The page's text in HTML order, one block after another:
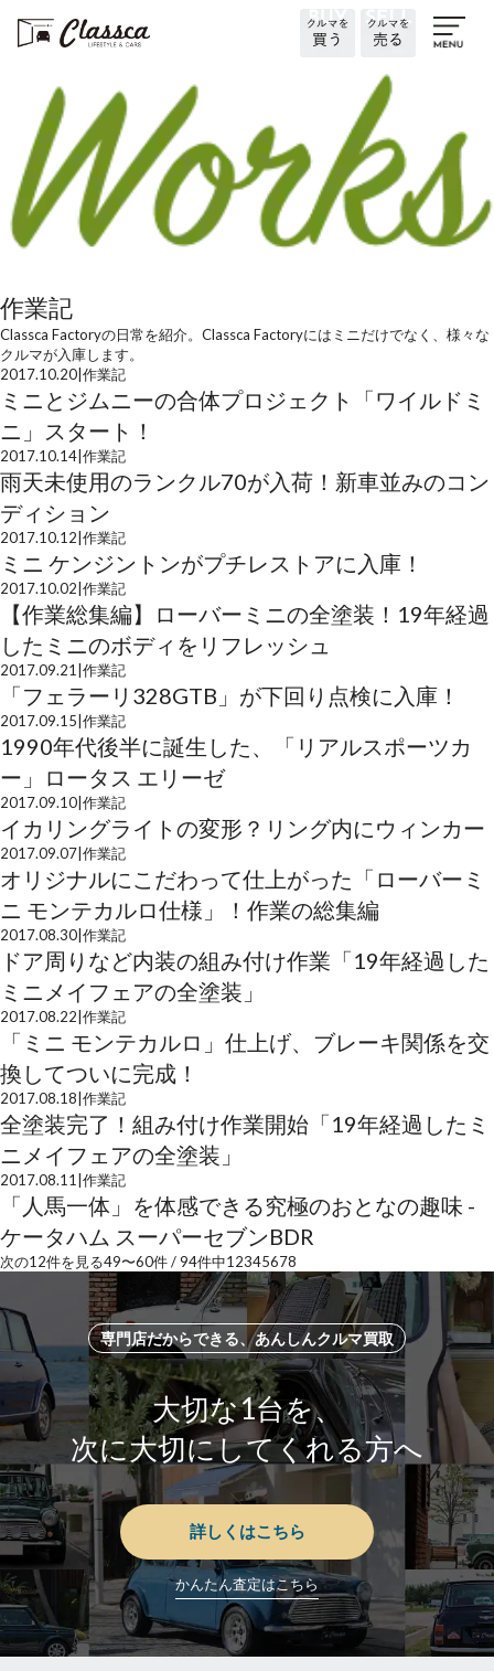
作業記
Classca Factoryの日常を紹介。Classca Factoryにはミニだけでなく、様々な
クルマが入庫します。
2017.10.20 作業記
ミニとジムニーの合体プロジェクト「ワイルドミ
ニ」スタート！
2017.10.14 作業記
雨天未使用のランクル70が入荷！新車並みのコン
ディション
2017.10.12 作業記
ミニ ケンジントンがプチレストアに入庫！
2017.10.02 作業記
【作業総集編】ローバーミニの全塗装！19年経過
したミニのボディをリフレッシュ
2017.09.21 作業記
「フェラーリ328GTB」が下回り点検に入庫！
2017.09.15 作業記
1990年代後半に誕生した、「リアルスポーツカ
ー」ロータス エリーゼ
2017.09.10 作業記
イカリングライトの変形？リング内にウィンカー
2017.09.07 作業記
オリジナルにこだわって仕上がった「ローバーミ
ニ モンテカルロ仕様」！作業の総集編
2017.08.30 作業記
ドア周りなど内装の組み付け作業「19年経過した
ミニメイフェアの全塗装」
2017.08.22 作業記
「ミニ モンテカルロ」仕上げ、ブレーキ関係を交
換してついに完成！
2017.08.18 作業記
全塗装完了！組み付け作業開始「19年経過したミ
ニメイフェアの全塗装」
2017.08.11 作業記
「人馬一体」を体感できる究極のおとなの趣味 -
ケータハム スーパーセブンBDR
次の12件を見る49〜60件 /94件中1 2345678
専門店だからできる、あんしんクルマ買取
大切な1台を、
次に大切にしてくれる方へ
詳しくはこちら
かんたん査定はこちら